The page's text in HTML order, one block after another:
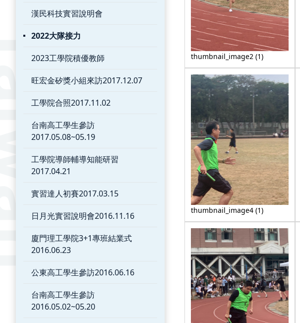
漢民科技實習說明會
2022大隊接力
2023工學院積優教師
旺宏金矽獎小組來訪2017.12.07
工學院合照2017.11.02
台南高工學生參訪
2017.05.08~05.19
工學院導師輔導知能研習
2017.04.21
實習達人初賽2017.03.15
日月光實習說明會2016.11.16
廈門理工學院3+1專班結業式
2016.06.23
公東高工學生參訪2016.06.16
台南高工學生參訪
2016.05.02~05.20
thumbnail_image2 (1)
thumbnail_image4 (1)